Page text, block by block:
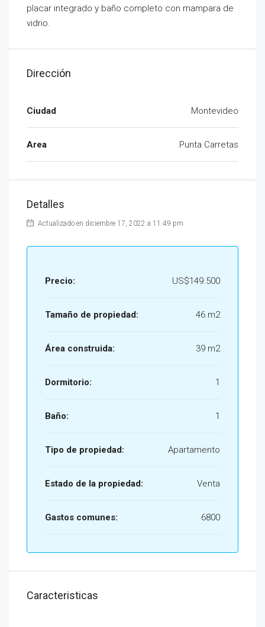
placar integrado y baño completo con mampara de
vidrio.
Dirección
Ciudad Montevideo
Area Punta Carretas
Detalles
Actualizado en diciembre 17, 2022 a 11:49 pm
Precio: US$149.500
Tamaño de propiedad: 46 m2
Área construida: 39 m2
Dormitorio: 1
Baño: 1
Tipo de propiedad: Apartamento
Estado de la propiedad: Venta
Gastos comunes: 6800
Caracteristicas